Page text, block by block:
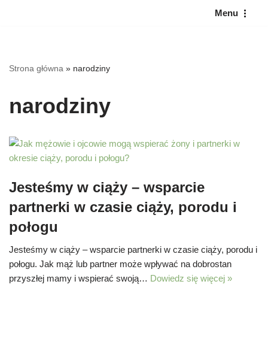
Menu
Strona główna » narodziny
narodziny
Jesteśmy w ciąży – wsparcie
partnerki w czasie ciąży, porodu i
połogu
Jesteśmy w ciąży – wsparcie partnerki w czasie ciąży, porodu i
połogu. Jak mąż lub partner może wpływać na dobrostan
przyszłej mamy i wspierać swoją… Dowiedz się więcej »